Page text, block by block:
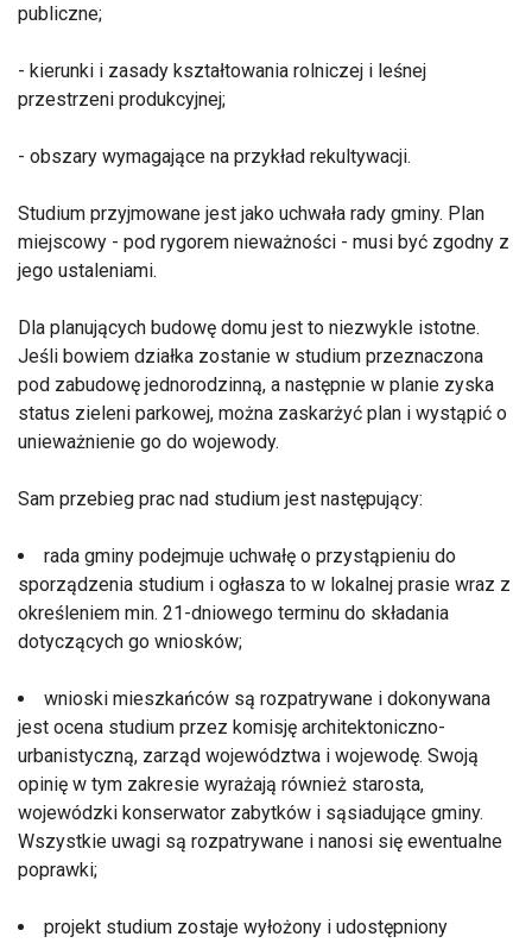
publiczne;
- kierunki i zasady kształtowania rolniczej i leśnej
przestrzeni produkcyjnej;
- obszary wymagające na przykład rekultywacji.
Studium przyjmowane jest jako uchwała rady gminy. Plan
miejscowy - pod rygorem nieważności - musi być zgodny z
jego ustaleniami.
Dla planujących budowę domu jest to niezwykle istotne.
Jeśli bowiem działka zostanie w studium przeznaczona
pod zabudowę jednorodzinną, a następnie w planie zyska
status zieleni parkowej, można zaskarżyć plan i wystąpić o
unieważnienie go do wojewody.
Sam przebieg prac nad studium jest następujący:
rada gminy podejmuje uchwałę o przystąpieniu do
sporządzenia studium i ogłasza to w lokalnej prasie wraz z
określeniem min. 21-dniowego terminu do składania
dotyczących go wniosków;
wnioski mieszkańców są rozpatrywane i dokonywana
jest ocena studium przez komisję architektoniczno-
urbanistyczną, zarząd województwa i wojewodę. Swoją
opinię w tym zakresie wyrażają również starosta,
wojewódzki konserwator zabytków i sąsiadujące gminy.
Wszystkie uwagi są rozpatrywane i nanosi się ewentualne
poprawki;
projekt studium zostaje wyłożony i udostępniony